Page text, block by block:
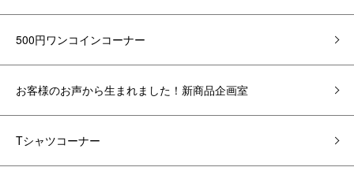
500円ワンコインコーナー
お客様のお声から生まれました！新商品企画室
Tシャツコーナー